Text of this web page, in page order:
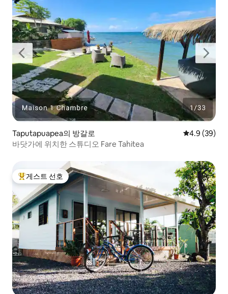
Taputapuapea의 방갈로 평점 4.9점(5
4.9 (39)
바닷가에 위치한 스튜디오 Fare Tahitea
상위 게스트 선호
게스트 선호